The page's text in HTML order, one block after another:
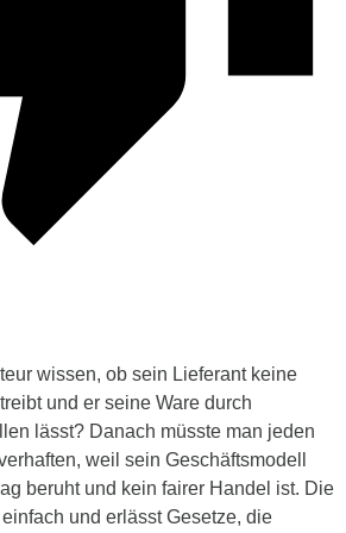
wissen, ob sein Lieferant keine
und er seine Ware durch
lässt? Danach müsste man jeden
weil sein Geschäftsmodell
beruht und kein fairer Handel ist. Die
und erlässt Gesetze, die